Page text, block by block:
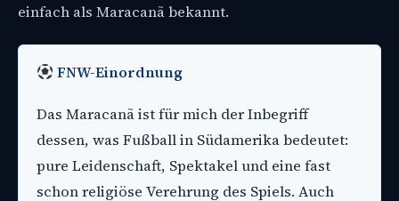
einfach als Maracanã bekannt.
FNW-Einordnung
Das Maracanã ist für mich der Inbegriff
dessen, was Fußball in Südamerika bedeutet:
pure Leidenschaft, Spektakel und eine fast
schon religiöse Verehrung des Spiels. Auch